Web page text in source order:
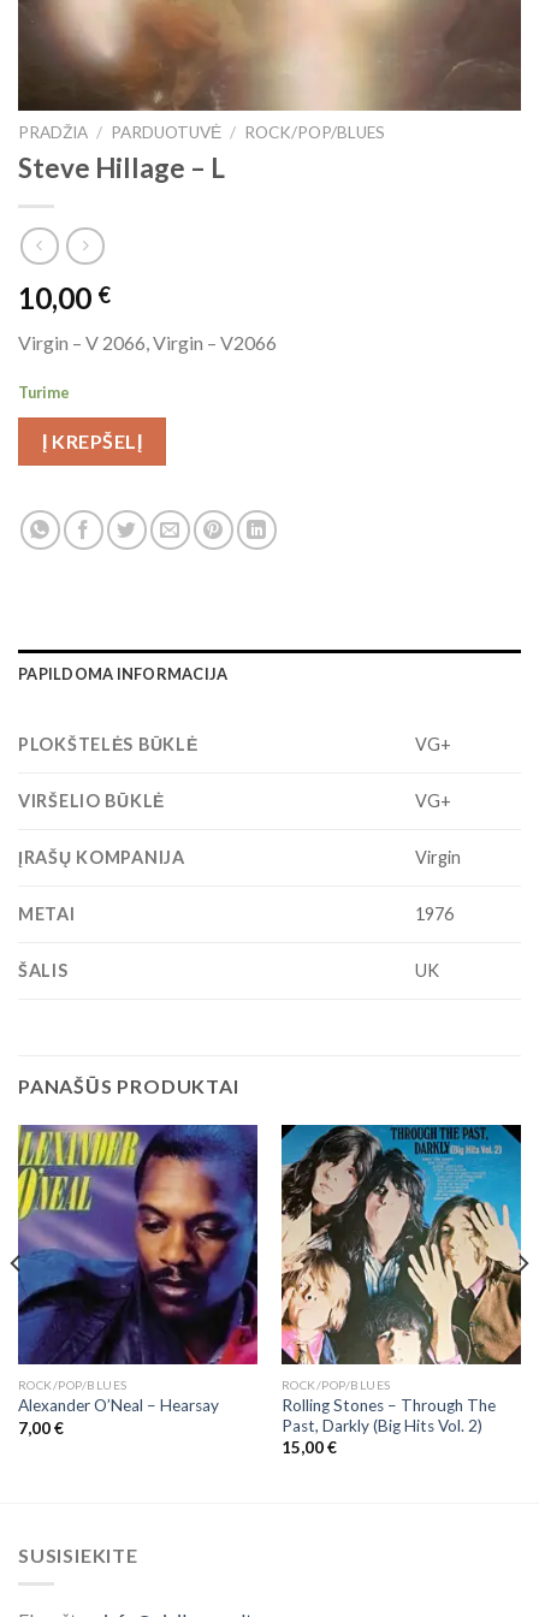
PRADŽIA / PARDUOTUVĖ / ROCK/POP/BLUES
Steve Hillage ‎– L
10,00 €
Virgin ‎– V 2066, Virgin ‎– V2066
Turime
Į KREPŠELĮ
PAPILDOMA INFORMACIJA
PLOKŠTELĖS BŪKLĖ VG+
VIRŠELIO BŪKLĖ VG+
ĮRAŠŲ KOMPANIJA Virgin
METAI 1976
ŠALIS UK
PANAŠŪS PRODUKTAI
ROCK/POP/BLUES
Alexander O’Neal – Hearsay
7,00€
ROCK/POP/BLUES
Rolling Stones – Through The
Past, Darkly (Big Hits Vol. 2)
15,00€
SUSISIEKITE